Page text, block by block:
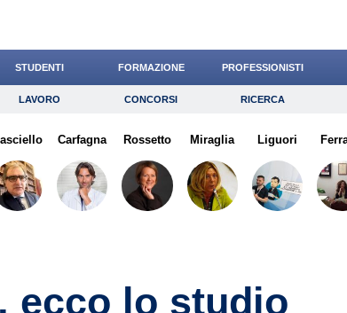
STUDENTI FORMAZIONE PROFESSIONISTI
Lavoro Concorsi Ricerca
Risparmio Diritto Economia
LAVORO CONCORSI RICERCA
Carfagna Rossetto Miraglia Liguori
ecco lo studio